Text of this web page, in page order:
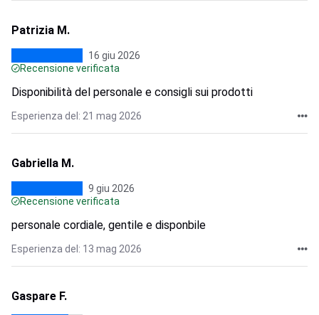
Patrizia M.
16 giu 2026
Recensione verificata
Disponibilità del personale e consigli sui prodotti
Esperienza del: 21 mag 2026
Gabriella M.
9 giu 2026
Recensione verificata
personale cordiale, gentile e disponbile
Esperienza del: 13 mag 2026
Gaspare F.